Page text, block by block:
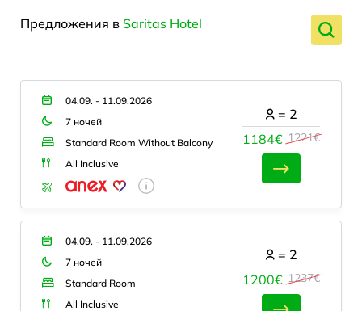
Предложения в Saritas Hotel
04.09. - 11.09.2026
7 ночей
Standard Room Without Balcony
All Inclusive
1184€ 1221€
= 2
04.09. - 11.09.2026
7 ночей
Standard Room
All Inclusive
1200€ 1237€
= 2